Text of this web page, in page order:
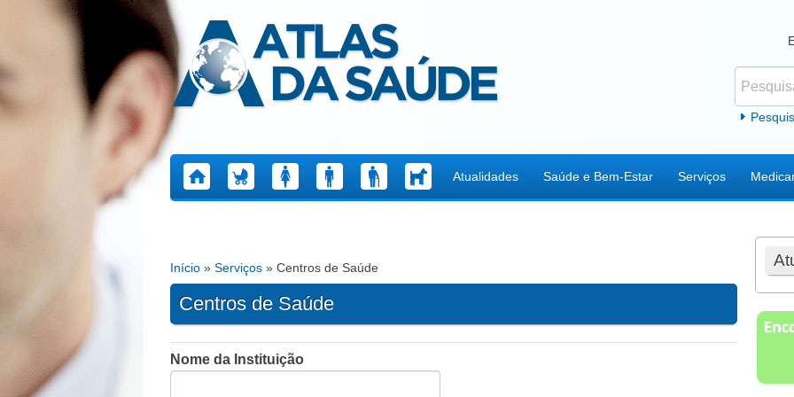
Atlas da Saúde
Atualidades Saúde e Bem-Estar Serviços
Está aqui
Início » Serviços » Centros de Saúde
Centros de Saúde
Nome da Instituição